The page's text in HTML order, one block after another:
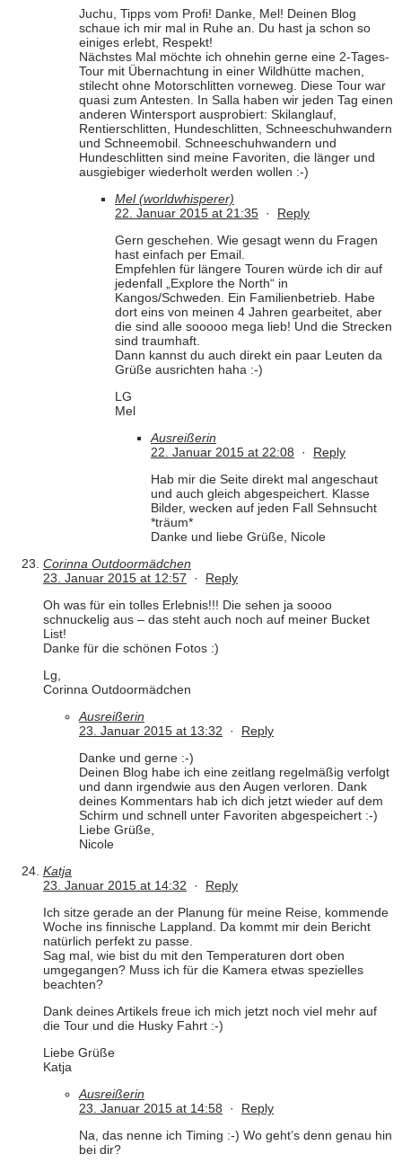
Juchu, Tipps vom Profi! Danke, Mel! Deinen Blog
schaue ich mir mal in Ruhe an. Du hast ja schon so
einiges erlebt, Respekt!
Nächstes Mal möchte ich ohnehin gerne eine 2-Tages-
Tour mit Übernachtung in einer Wildhütte machen,
stilecht ohne Motorschlitten vorneweg. Diese Tour war
quasi zum Antesten. In Salla haben wir jeden Tag einen
anderen Wintersport ausprobiert: Skilanglauf,
Rentierschlitten, Hundeschlitten, Schneeschuhwandern
und Schneemobil. Schneeschuhwandern und
Hundeschlitten sind meine Favoriten, die länger und
ausgiebiger wiederholt werden wollen :-)
Mel (worldwhisperer)
22. Januar 2015 at 21:35 · Reply
Gern geschehen. Wie gesagt wenn du Fragen
hast einfach per Email.
Empfehlen für längere Touren würde ich dir auf
jedenfall „Explore the North“ in
Kangos/Schweden. Ein Familienbetrieb. Habe
dort eins von meinen 4 Jahren gearbeitet, aber
die sind alle sooooo mega lieb! Und die Strecken
sind traumhaft.
Dann kannst du auch direkt ein paar Leuten da
Grüße ausrichten haha :-)
LG
Mel
Ausreißerin
22. Januar 2015 at 22:08 · Reply
Hab mir die Seite direkt mal angeschaut
und auch gleich abgespeichert. Klasse
Bilder, wecken auf jeden Fall Sehnsucht
*träum*
Danke und liebe Grüße, Nicole
Corinna Outdoormädchen
23. Januar 2015 at 12:57 · Reply
Oh was für ein tolles Erlebnis!!! Die sehen ja soooo
schnuckelig aus – das steht auch noch auf meiner Bucket
List!
Danke für die schönen Fotos :)
Lg,
Corinna Outdoormädchen
Ausreißerin
23. Januar 2015 at 13:32 · Reply
Danke und gerne :-)
Deinen Blog habe ich eine zeitlang regelmäßig verfolgt
und dann irgendwie aus den Augen verloren. Dank
deines Kommentars hab ich dich jetzt wieder auf dem
Schirm und schnell unter Favoriten abgespeichert :-)
Liebe Grüße,
Nicole
Katja
23. Januar 2015 at 14:32 · Reply
Ich sitze gerade an der Planung für meine Reise, kommende
Woche ins finnische Lappland. Da kommt mir dein Bericht
natürlich perfekt zu passe.
Sag mal, wie bist du mit den Temperaturen dort oben
umgegangen? Muss ich für die Kamera etwas spezielles
beachten?
Dank deines Artikels freue ich mich jetzt noch viel mehr auf
die Tour und die Husky Fahrt :-)
Liebe Grüße
Katja
Ausreißerin
23. Januar 2015 at 14:58 · Reply
Na, das nenne ich Timing :-) Wo geht’s denn genau hin
bei dir?